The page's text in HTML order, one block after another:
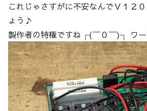
これじゃさすがに不安なんでＶ１２
ょう♪
製作者の特権ですね┌(￣０￣)┐ ワー